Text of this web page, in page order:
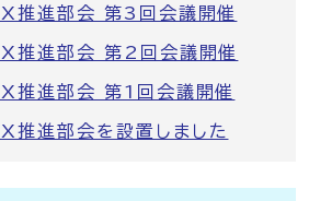
推進部会 第3回会議開催
推進部会 第2回会議開催
推進部会 第1回会議開催
推進部会を設置しました